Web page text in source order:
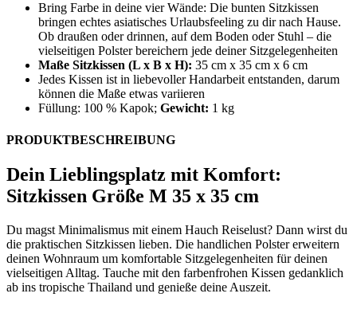
Bring Farbe in deine vier Wände: Die bunten Sitzkissen
bringen echtes asiatisches Urlaubsfeeling zu dir nach Hause.
Ob draußen oder drinnen, auf dem Boden oder Stuhl – die
vielseitigen Polster bereichern jede deiner Sitzgelegenheiten
Maße Sitzkissen (L x B x H): 35 cm x 35 cm x 6 cm
Jedes Kissen ist in liebevoller Handarbeit entstanden, darum
können die Maße etwas variieren
Füllung: 100 % Kapok; Gewicht: 1 kg
PRODUKTBESCHREIBUNG
Dein Lieblingsplatz mit Komfort:
Sitzkissen Größe M 35 x 35 cm
Du magst Minimalismus mit einem Hauch Reiselust? Dann wirst du
die praktischen Sitzkissen lieben. Die handlichen Polster erweitern
deinen Wohnraum um komfortable Sitzgelegenheiten für deinen
vielseitigen Alltag. Tauche mit den farbenfrohen Kissen gedanklich
ab ins tropische Thailand und genieße deine Auszeit.